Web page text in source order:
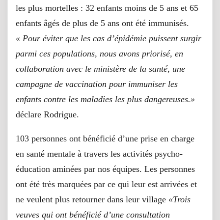
les plus mortelles : 32 enfants moins de 5 ans et 65
enfants âgés de plus de 5 ans ont été immunisés.
« Pour éviter que les cas d’épidémie puissent surgir
parmi ces populations, nous avons priorisé, en
collaboration avec le ministère de la santé, une
campagne de vaccination pour immuniser les
enfants contre les maladies les plus dangereuses.»
déclare Rodrigue.
103 personnes ont bénéficié d’une prise en charge
en santé mentale à travers les activités psycho-
éducation aminées par nos équipes. Les personnes
ont été très marquées par ce qui leur est arrivées et
ne veulent plus retourner dans leur village «Trois
veuves qui ont bénéficié d’une consultation